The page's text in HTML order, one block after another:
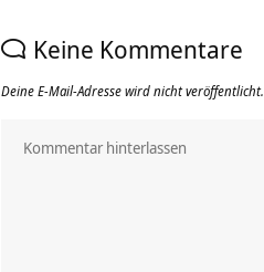
Keine Kommentare
Deine E-Mail-Adresse wird nicht veröffentlicht.